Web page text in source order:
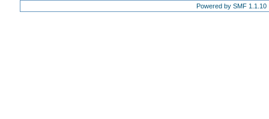
Powered by SMF 1.1.10